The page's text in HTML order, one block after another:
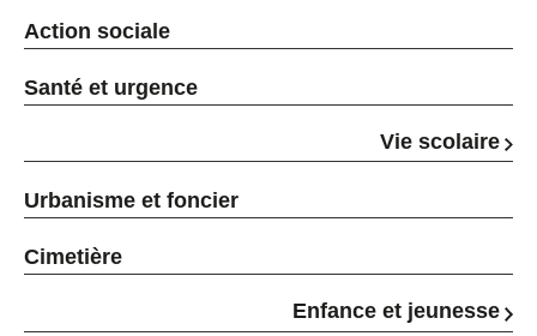
Action sociale
Santé et urgence
Vie scolaire
Urbanisme et foncier
Cimetière
Enfance et jeunesse